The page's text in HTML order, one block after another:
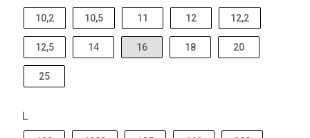
10,2 10,5 11 12 12,2
12,5 14 16 18 20
25
L